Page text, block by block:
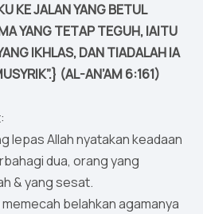
KE JALAN YANG BETUL
YANG TETAP TEGUH, IAITU
IKHLAS, DAN TIADALAH IA
(AL-AN’AM 6:161)
lepas Allah nyatakan keadaan
dua, orang yang
& yang sesat.
belahkan agamanya